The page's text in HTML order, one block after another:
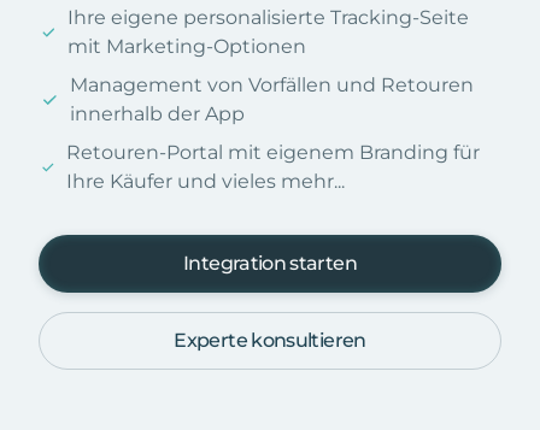
Ihre eigene personalisierte Tracking-Seite
mit Marketing-Optionen
Management von Vorfällen und Retouren
innerhalb der App
Retouren-Portal mit eigenem Branding für
Ihre Käufer und vieles mehr...
Integration starten
Experte konsultieren